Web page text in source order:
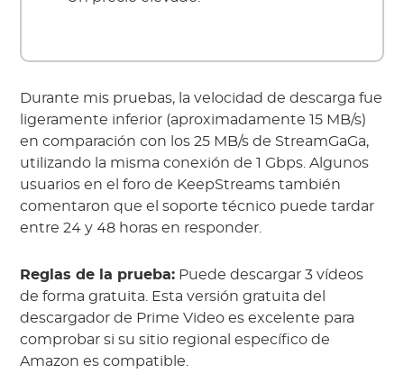
Durante mis pruebas, la velocidad de descarga fue
ligeramente inferior (aproximadamente 15 MB/s)
en comparación con los 25 MB/s de StreamGaGa,
utilizando la misma conexión de 1 Gbps. Algunos
usuarios en el foro de KeepStreams también
comentaron que el soporte técnico puede tardar
entre 24 y 48 horas en responder.
Reglas de la prueba: Puede descargar 3 vídeos
de forma gratuita. Esta versión gratuita del
descargador de Prime Video es excelente para
comprobar si su sitio regional específico de
Amazon es compatible.